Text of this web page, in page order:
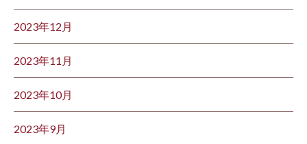
2023年12月
2023年11月
2023年10月
2023年9月